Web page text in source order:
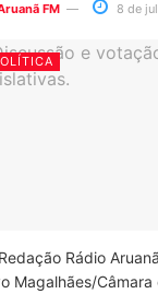
FM 8 de
Rádio
Magalhães/